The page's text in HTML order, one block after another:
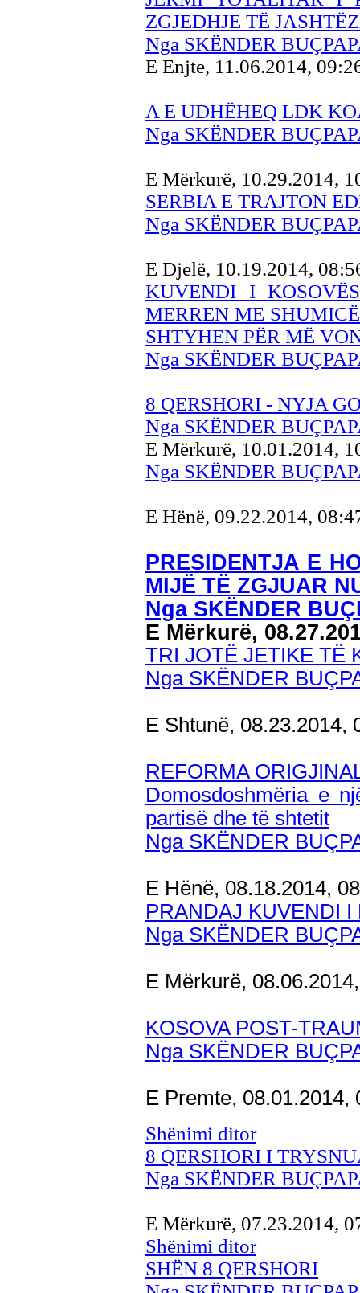
ZGJEDHJE TË
Nga SKËNDER
E Enjte, 11.06.2014,
A E UDHËHEQ LDK
Nga SKËNDER
E Mërkurë, 10.29.2014,
SERBIA E TRAJTON
Nga SKËNDER
E Djelë, 10.19.2014,
KUVENDI I
MERREN ME
SHTYHEN PËR MË
Nga SKËNDER
8 QERSHORI - NYJA
Nga SKËNDER
E Mërkurë, 10.01.2014,
Nga SKËNDER
E Hënë, 09.22.2014,
PRESIDENTJA E
MIJË TË ZGJUAR
Nga SKËNDER
E Mërkurë,
TRI JOTË JETIKE TË
Nga SKËNDER
E Shtunë, 08.23.2014,
REFORMA
Domosdoshmëria e
partisë dhe të shtetit
Nga SKËNDER
E Hënë, 08.18.2014,
PRANDAJ KUVENDI
Nga SKËNDER
E Mërkurë,
KOSOVA POST-
Nga SKËNDER
E Premte, 08.01.2014,
Shënimi ditor
8 QERSHORI I
Nga SKËNDER
E Mërkurë, 07.23.2014,
Shënimi ditor
SHËN 8 QERSHORI